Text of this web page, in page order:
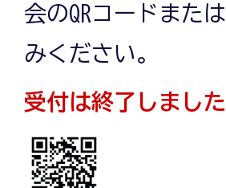
会のQRコードまた
みください。
受付は終了しました